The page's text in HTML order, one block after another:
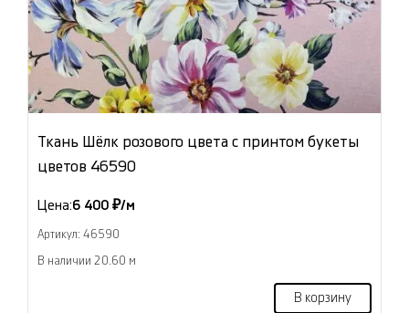
Ткань Шёлк розового цвета с принтом букеты
цветов 46590
Цена:6 400 ₽/м
Артикул: 46590
В наличии 20.60 м
В корзину